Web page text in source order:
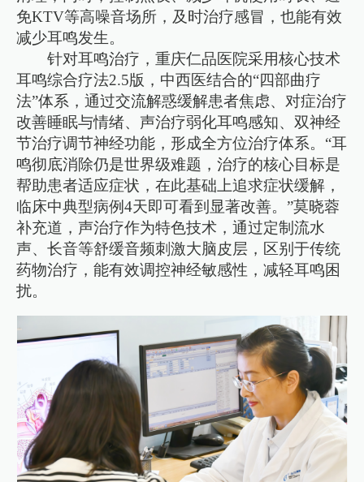
免KTV等高噪音场所，及时治疗感冒，也能有效
减少耳鸣发生。
针对耳鸣治疗，重庆仁品医院采用核心技术
耳鸣综合疗法2.5版，中西医结合的“四部曲疗
法”体系，通过交流解惑缓解患者焦虑、对症治疗
改善睡眠与情绪、声治疗弱化耳鸣感知、双神经
节治疗调节神经功能，形成全方位治疗体系。“耳
鸣彻底消除仍是世界级难题，治疗的核心目标是
帮助患者适应症状，在此基础上追求症状缓解，
临床中典型病例4天即可看到显著改善。”莫晓蓉
补充道，声治疗作为特色技术，通过定制流水
声、长音等舒缓音频刺激大脑皮层，区别于传统
药物治疗，能有效调控神经敏感性，减轻耳鸣困
扰。